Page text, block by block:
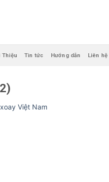
Thiệu Tin tức Hướng dẫn Liên hệ
Việt Nam